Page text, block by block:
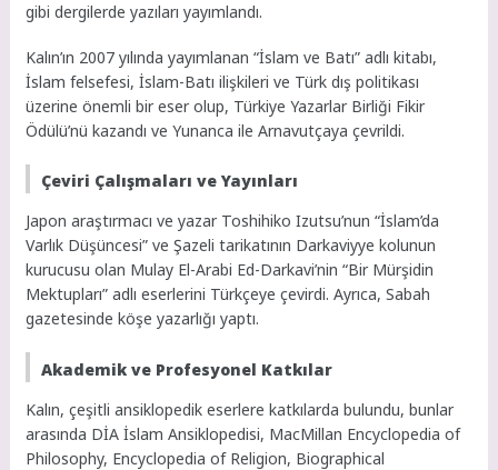
gibi dergilerde yazıları yayımlandı.
Kalın’ın 2007 yılında yayımlanan “İslam ve Batı” adlı kitabı,
İslam felsefesi, İslam-Batı ilişkileri ve Türk dış politikası
üzerine önemli bir eser olup, Türkiye Yazarlar Birliği Fikir
Ödülü’nü kazandı ve Yunanca ile Arnavutçaya çevrildi.
Çeviri Çalışmaları ve Yayınları
Japon araştırmacı ve yazar Toshihiko Izutsu’nun “İslam’da
Varlık Düşüncesi” ve Şazeli tarikatının Darkaviyye kolunun
kurucusu olan Mulay El-Arabi Ed-Darkavi’nin “Bir Mürşidin
Mektupları” adlı eserlerini Türkçeye çevirdi. Ayrıca, Sabah
gazetesinde köşe yazarlığı yaptı.
Akademik ve Profesyonel Katkılar
Kalın, çeşitli ansiklopedik eserlere katkılarda bulundu, bunlar
arasında DİA İslam Ansiklopedisi, MacMillan Encyclopedia of
Philosophy, Encyclopedia of Religion, Biographical